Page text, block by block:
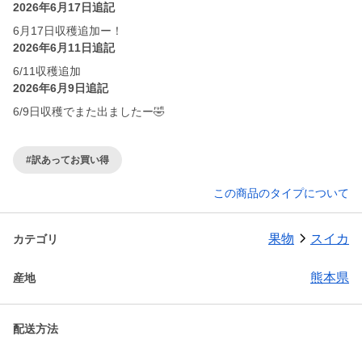
2026年6月17日追記
6月17日収穫追加ー！
2026年6月11日追記
6/11収穫追加
2026年6月9日追記
6/9日収穫でまた出ましたー🤣
#訳あってお買い得
この商品のタイプについて
カテゴリ 果物 スイカ
産地 熊本県
配送方法